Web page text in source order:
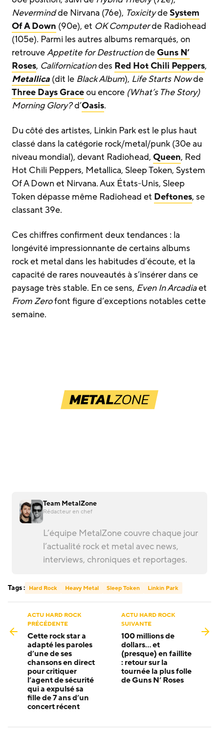
Nevermindde Nirvana (76e), ToxicitydeSystem
Of A Down (90e), et OK Computerde Radiohead
(105e). Parmi les autres albums remarqués, on
retrouveAppetite for DestructiondeGuns N’
Roses, Californicationdes Red Hot Chili Peppers,
Metallica (dit le Black Album), Life Starts Nowde
Three Days Graceou encore (What’s The Story)
Morning Glory?d’Oasis.
Du côté des artistes, Linkin Park est le plus haut
classé dans la catégorie rock/metal/punk (30e au
niveau mondial), devant Radiohead, Queen, Red
Hot Chili Peppers, Metallica, Sleep Token, System
Of A Down et Nirvana. Aux États-Unis, Sleep
Token dépasse même Radiohead et Deftones, se
classant 39e.
Ces chiffres confirment deux tendances : la
longévité impressionnante de certains albums
rock et metal dans les habitudes d’écoute, et la
capacité de rares nouveautés à s’insérer dans ce
paysage très stable. En ce sens, Even In Arcadiaet
From Zerofont figure d’exceptions notables cette
semaine.
Team MetalZone
Rédacteur en chef
L’équipe MetalZone couvre chaque jour
l’actualité rock et metal avec news,
interviews, chroniques et reportages.
Tags : Hard Rock Heavy Metal Sleep Token Linkin Park
ACTU HARD ROCK
PRÉCÉDENTE
Cette rock star a
adapté les paroles
d’une de ses
chansons en direct
pour critiquer
l’agent de sécurité
qui a expulsé sa
fille de 7 ans d’un
concert récent
ACTU HARD ROCK
SUIVANTE
100 millions de
dollars… et
(presque) en faillite
: retour sur la
tournée la plus folle
de Guns N’ Roses